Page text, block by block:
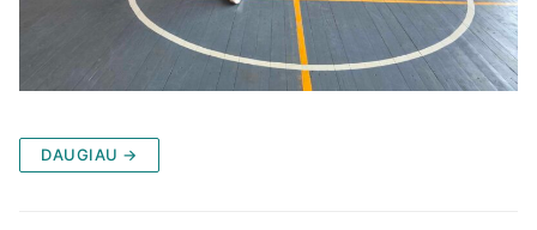
DAUGIAU →